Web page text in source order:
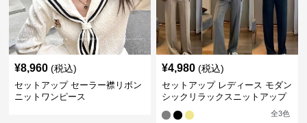
¥8,960 (税込)
セットアップ セーラー襟リボン
ニットワンピース
¥4,980 (税込)
セットアップ レディース モダン
シックリラックスニットアップ
全3色